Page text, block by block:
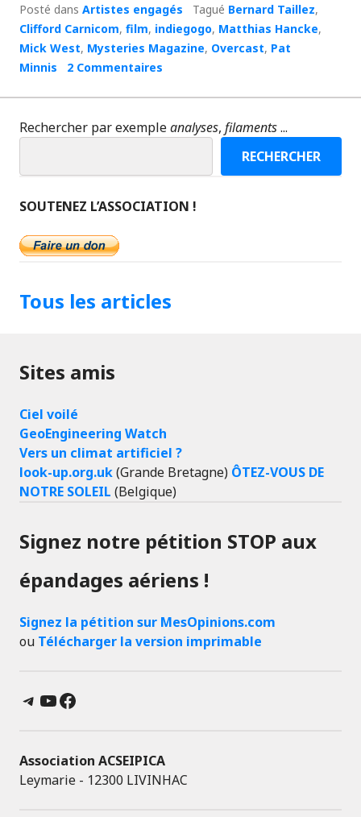
Posté dans Artistes engagés Tagué Bernard Taillez,
Clifford Carnicom, film, indiegogo, Matthias Hancke,
Mick West, Mysteries Magazine, Overcast, Pat
Minnis
2 Commentaires
Rechercher par exempleanalyses, filaments...
RECHERCHER
SOUTENEZ L’ASSOCIATION !
Tous les articles
Sites amis
Ciel voilé
GeoEngineering Watch
Vers un climat artificiel ?
look-up.org.uk(Grande Bretagne) ÔTEZ-VOUS DE
NOTRE SOLEIL (Belgique)
Signez notre pétition STOP aux
épandages aériens !
Signez la pétition sur MesOpinions.com
ou Télécharger la version imprimable
Telegram
YouTube
Facebook
Association ACSEIPICA
Leymarie - 12300 LIVINHAC